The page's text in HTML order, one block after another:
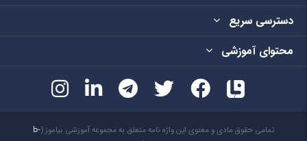
دسترسی سریع
محتوای آموزشی
تمامی حقوق مادی و معنوی این واژه نامه متعلق به مجموعه آموزشی بیاموز (b-